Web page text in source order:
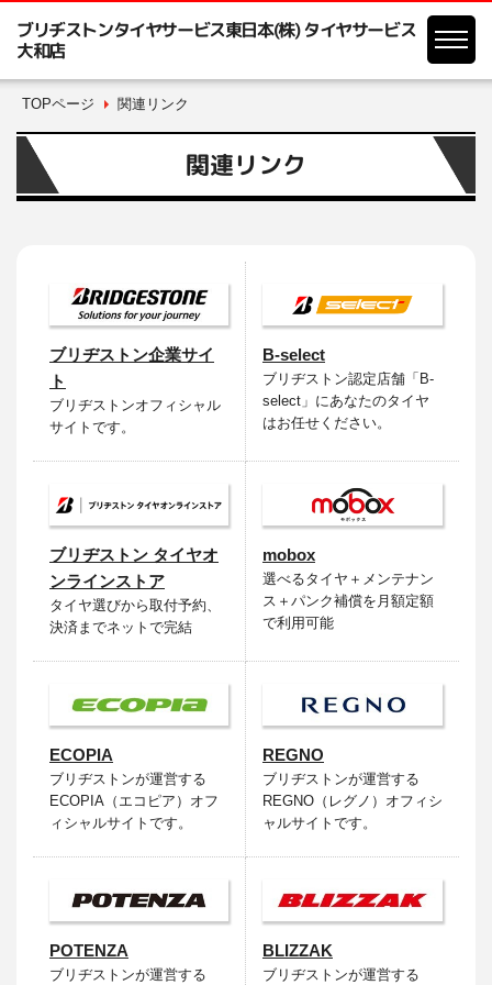
ブリヂストンタイヤサービス東日本(株) タイヤサービス
大和店
TOPページ 関連リンク
関連リンク
ブリヂストン企業サイ
ト
ブリヂストンオフィシャル
サイトです。
B-select
ブリヂストン認定店舗「B-
select」にあなたのタイヤ
はお任せください。
ブリヂストン タイヤオ
ンラインストア
タイヤ選びから取付予約、
決済までネットで完結
mobox
選べるタイヤ＋メンテナン
ス＋パンク補償を月額定額
で利用可能
ECOPIA
ブリヂストンが運営する
ECOPIA（エコピア）オフ
ィシャルサイトです。
REGNO
ブリヂストンが運営する
REGNO（レグノ）オフィシ
ャルサイトです。
POTENZA
ブリヂストンが運営する
BLIZZAK
ブリヂストンが運営する